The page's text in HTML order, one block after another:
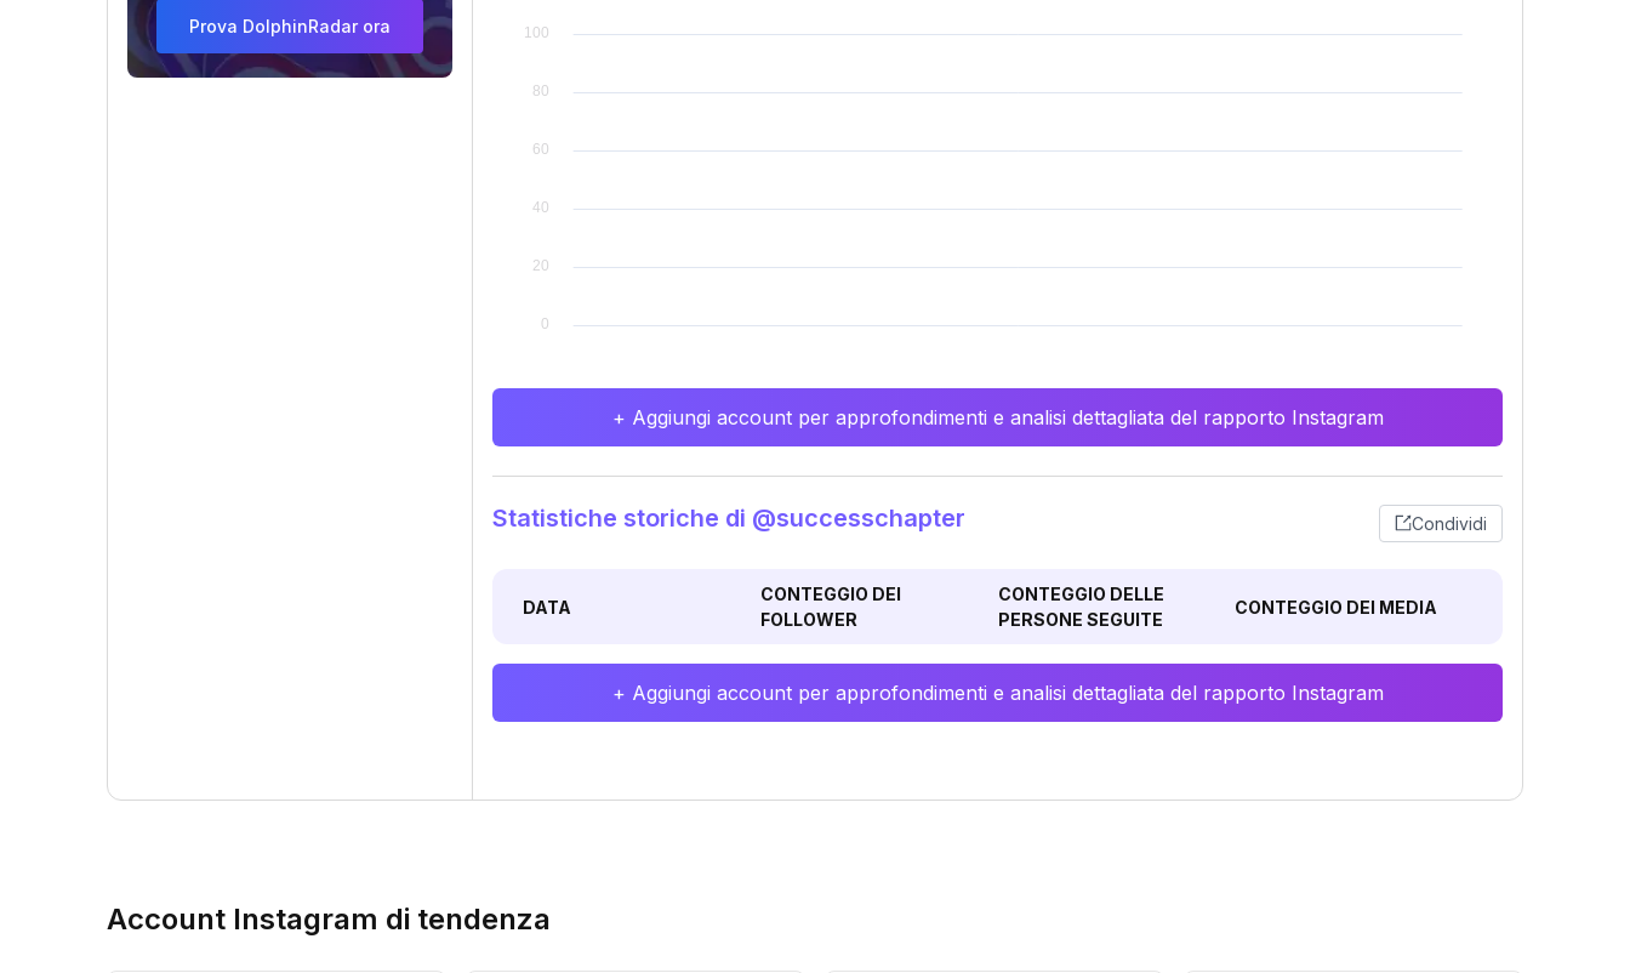
Prova DolphinRadar ora
+ Aggiungi account per approfondimenti e analisi dettagliata del rapporto Instagram
Statistiche storiche di @successchapter Condividi
DATA
CONTEGGIO DEI
FOLLOWER
CONTEGGIO DELLE
PERSONE SEGUITE
CONTEGGIO DEI MEDIA
+ Aggiungi account per approfondimenti e analisi dettagliata del rapporto Instagram
Account Instagram di tendenza